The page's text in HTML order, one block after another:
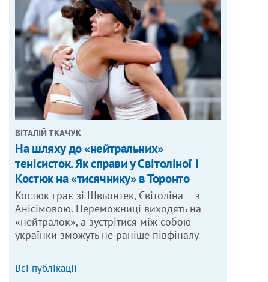
ВІТАЛІЙ ТКАЧУК
На шляху до «нейтральних»
тенісисток. Як справи у Світоліної і
Костюк на «тисячнику» в Торонто
Костюк грає зі Швьонтек, Світоліна – з
Анісімовою. Переможниці виходять на
«нейтралок», а зустрітися між собою
українки зможуть не раніше півфіналу
Всі публікації